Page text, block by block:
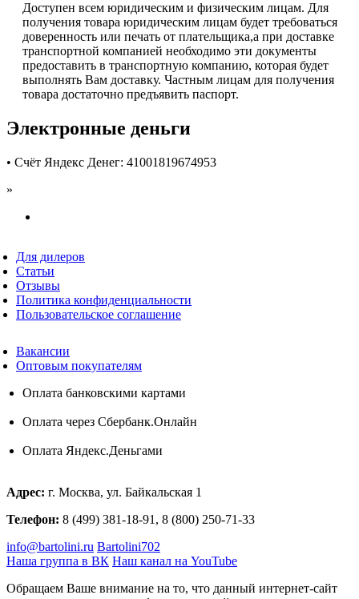
Доступен всем юридическим и физическим лицам. Для
получения товара юридическим лицам будет требоваться
доверенность или печать от плательщика,а при доставке
транспортной компанией необходимо эти документы
предоставить в транспортную компанию, которая будет
выполнять Вам доставку. Частным лицам для получения
товара достаточно предъявить паспорт.
Электронные деньги
• Счёт Яндекс Денег: 41001819674953
»
Для дилеров
Статьи
Отзывы
Политика конфиденциальности
Пользовательское соглашение
Вакансии
Оптовым покупателям
Оплата банковскими картами
Оплата через Сбербанк.Онлайн
Оплата Яндекс.Деньгами
Адрес: г. Москва, ул. Байкальская 1
Телефон: 8 (499) 381-18-91, 8 (800) 250-71-33
info@bartolini.ru Bartolini702
Наша группа в ВК Наш канал на YouTube
Обращаем Ваше внимание на то, что данный интернет-сайт